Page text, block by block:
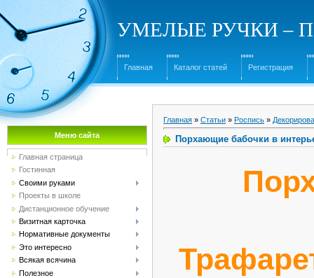
УМЕЛЫЕ РУЧКИ –
Главная Каталог статей Регистрация
Меню сайта
Главная страница
Гостинная
Своими руками
Проекты в школе
Дистанционное обучение
Визитная карточка
Нормативные документы
Это интересно
Всякая всячина
Полезное
Главная » Статьи » Роспись »
Порхающие бабочки в